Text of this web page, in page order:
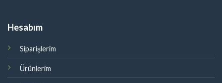
Hesabım
Siparişlerim
Ürünlerim